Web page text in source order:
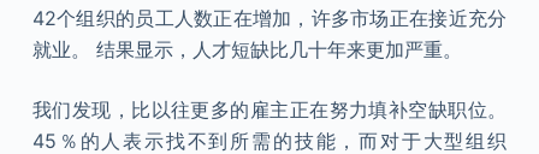
42个组织的员工人数正在增加，许多市场正在接近充分
就业。 结果显示，人才短缺比几十年来更加严重。
我们发现，比以往更多的雇主正在努力填补空缺职位。
45％的人表示找不到所需的技能，而对于大型组织